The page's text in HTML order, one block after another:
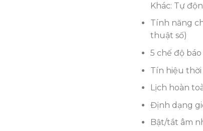
Khác: Tự
Tính năng
thuật số)
5 chế độ
Tín hiệu
Lịch hoàn
Định dạng
Bật/tắt âm